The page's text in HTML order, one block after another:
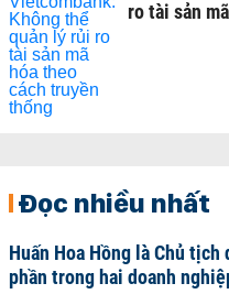
ro tài sản
Đọc nhiều nhất
Huấn Hoa Hồng là Chủ
phần trong hai doanh